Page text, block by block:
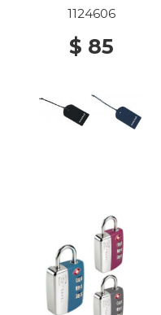
1124606
$ 85